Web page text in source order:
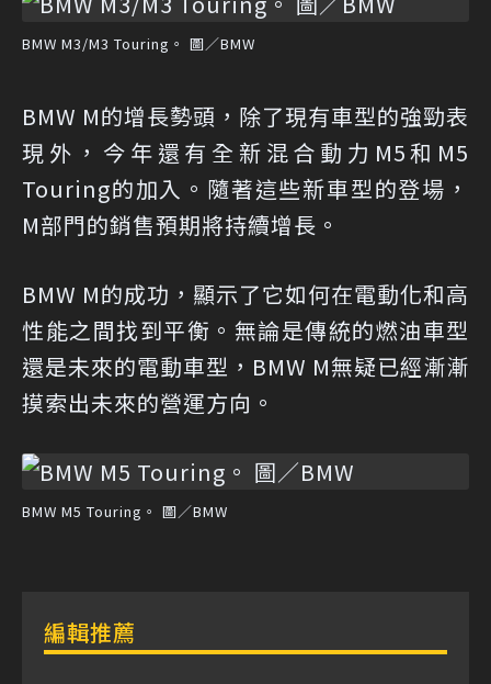
BMW M3/M3 Touring。 圖／BMW
BMW M的增長勢頭，除了現有車型的強勁表
現外，今年還有全新混合動力M5和M5
Touring的加入。隨著這些新車型的登場，
M部門的銷售預期將持續增長。
BMW M的成功，顯示了它如何在電動化和高
性能之間找到平衡。無論是傳統的燃油車型
還是未來的電動車型，BMW M無疑已經漸漸
摸索出未來的營運方向。
BMW M5 Touring。 圖／BMW
編輯推薦